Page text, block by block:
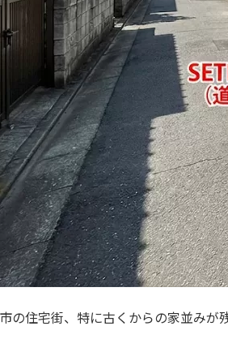
の住宅街、特に古くからの家並みが